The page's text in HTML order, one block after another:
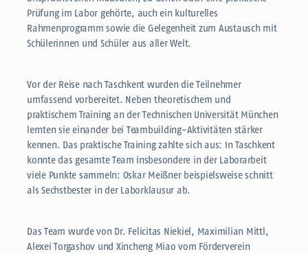
Prüfung im Labor gehörte, auch ein kulturelles
Rahmenprogramm sowie die Gelegenheit zum Austausch mit
Schülerinnen und Schüler aus aller Welt.
Vor der Reise nach Taschkent wurden die Teilnehmer
umfassend vorbereitet. Neben theoretischem und
praktischem Training an der Technischen Universität München
lernten sie einander bei Teambuilding-Aktivitäten stärker
kennen. Das praktische Training zahlte sich aus: In Taschkent
konnte das gesamte Team insbesondere in der Laborarbeit
viele Punkte sammeln: Oskar Meißner beispielsweise schnitt
als Sechstbester in der Laborklausur ab.
Das Team wurde von Dr. Felicitas Niekiel, Maximilian Mittl,
Alexei Torgashov und Xincheng Miao vom Förderverein